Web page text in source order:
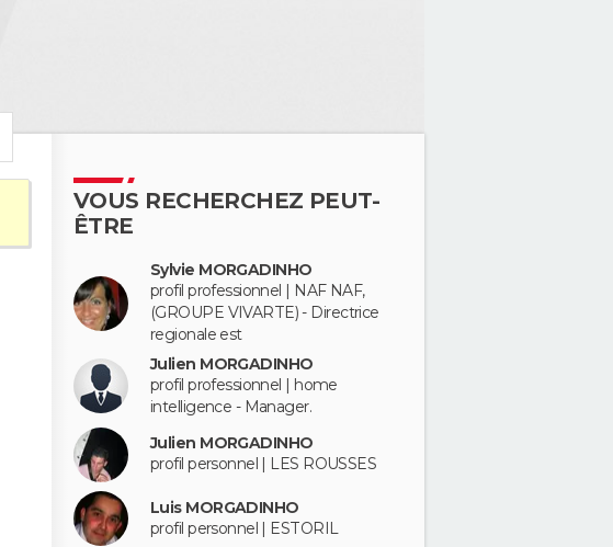
VOUS RECHERCHEZ PEUT-
ÊTRE
Sylvie MORGADINHO
profil professionnel | NAF NAF,
(GROUPE VIVARTE) - Directrice
regionale est
Julien MORGADINHO
profil professionnel | home
intelligence - Manager.
Julien MORGADINHO
profil personnel | LES ROUSSES
Luis MORGADINHO
profil personnel | ESTORIL